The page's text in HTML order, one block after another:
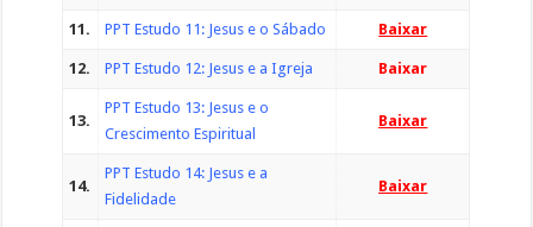
11. PPT Estudo 11: Jesus e o Sábado Baixar
12. PPT Estudo 12: Jesus e a Igreja Baixar
13.
PPT Estudo 13: Jesus e o
Crescimento Espiritual
Baixar
14.
PPT Estudo 14: Jesus e a
Fidelidade
Baixar